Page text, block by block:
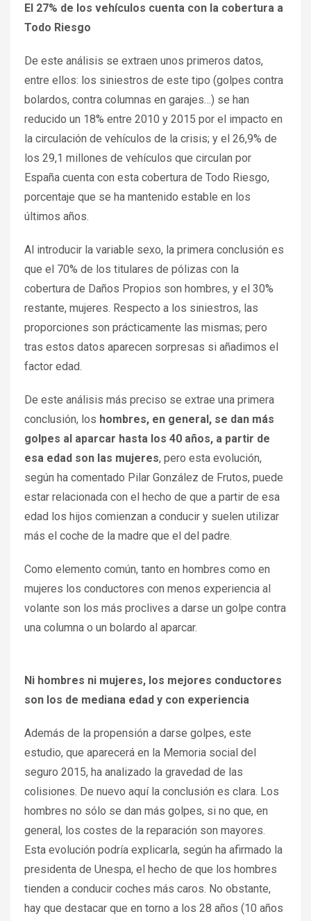
El 27% de los vehículos cuenta con la cobertura a
Todo Riesgo
De este análisis se extraen unos primeros datos,
entre ellos: los siniestros de este tipo (golpes contra
bolardos, contra columnas en garajes…) se han
reducido un 18% entre 2010 y 2015 por el impacto en
la circulación de vehículos de la crisis; y el 26,9% de
los 29,1 millones de vehículos que circulan por
España cuenta con esta cobertura de Todo Riesgo,
porcentaje que se ha mantenido estable en los
últimos años.
Al introducir la variable sexo, la primera conclusión es
que el 70% de los titulares de pólizas con la
cobertura de Daños Propios son hombres, y el 30%
restante, mujeres. Respecto a los siniestros, las
proporciones son prácticamente las mismas; pero
tras estos datos aparecen sorpresas si añadimos el
factor edad.
De este análisis más preciso se extrae una primera
conclusión, los hombres, en general, se dan más
golpes al aparcar hasta los 40 años, a partir de
esa edad son las mujeres, pero esta evolución,
según ha comentado Pilar González de Frutos, puede
estar relacionada con el hecho de que a partir de esa
edad los hijos comienzan a conducir y suelen utilizar
más el coche de la madre que el del padre.
Como elemento común, tanto en hombres como en
mujeres los conductores con menos experiencia al
volante son los más proclives a darse un golpe contra
una columna o un bolardo al aparcar.
Ni hombres ni mujeres, los mejores conductores
son los de mediana edad y con experiencia
Además de la propensión a darse golpes, este
estudio, que aparecerá en la Memoria social del
seguro 2015, ha analizado la gravedad de las
colisiones. De nuevo aquí la conclusión es clara. Los
hombres no sólo se dan más golpes, si no que, en
general, los costes de la reparación son mayores.
Esta evolución podría explicarla, según ha afirmado la
presidenta de Unespa, el hecho de que los hombres
tienden a conducir coches más caros. No obstante,
hay que destacar que en torno a los 28 años (10 años